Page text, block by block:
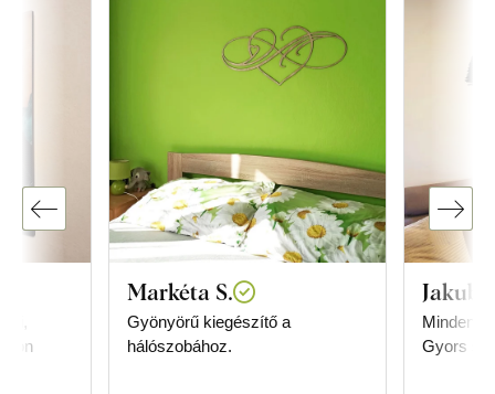
Markéta S.
Gyönyörű kiegészítő a
hálószobához.
Jakub
Minden
Gyors